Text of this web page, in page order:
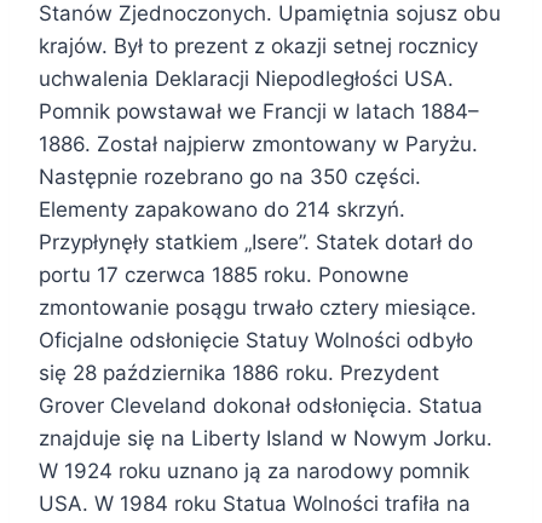
Stanów Zjednoczonych. Upamiętnia sojusz obu
krajów. Był to prezent z okazji setnej rocznicy
uchwalenia Deklaracji Niepodległości USA.
Pomnik powstawał we Francji w latach 1884–
1886. Został najpierw zmontowany w Paryżu.
Następnie rozebrano go na 350 części.
Elementy zapakowano do 214 skrzyń.
Przypłynęły statkiem „Isere”. Statek dotarł do
portu 17 czerwca 1885 roku. Ponowne
zmontowanie posągu trwało cztery miesiące.
Oficjalne odsłonięcie Statuy Wolności odbyło
się 28 października 1886 roku. Prezydent
Grover Cleveland dokonał odsłonięcia. Statua
znajduje się na Liberty Island w Nowym Jorku.
W 1924 roku uznano ją za narodowy pomnik
USA. W 1984 roku Statua Wolności trafiła na